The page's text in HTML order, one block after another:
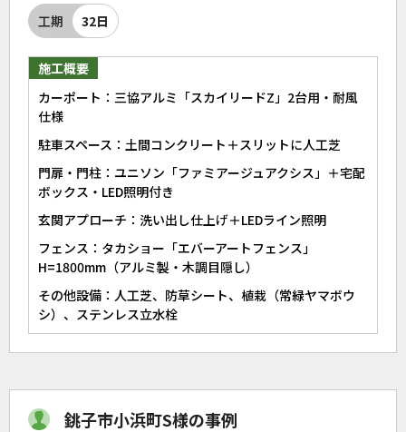
工期 32日
施工概要
カーポート：三協アルミ「スカイリードZ」2台用・耐風
仕様
駐車スペース：土間コンクリート＋スリットに人工芝
門扉・門柱：ユニソン「ファミアージュアクシス」＋宅配
ボックス・LED照明付き
玄関アプローチ：洗い出し仕上げ＋LEDライン照明
フェンス：タカショー「エバーアートフェンス」
H=1800mm（アルミ製・木調目隠し）
その他設備：人工芝、防草シート、植栽（常緑ヤマボウ
シ）、ステンレス立水栓
銚子市小浜町S様の事例